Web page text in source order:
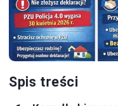
Spis treści